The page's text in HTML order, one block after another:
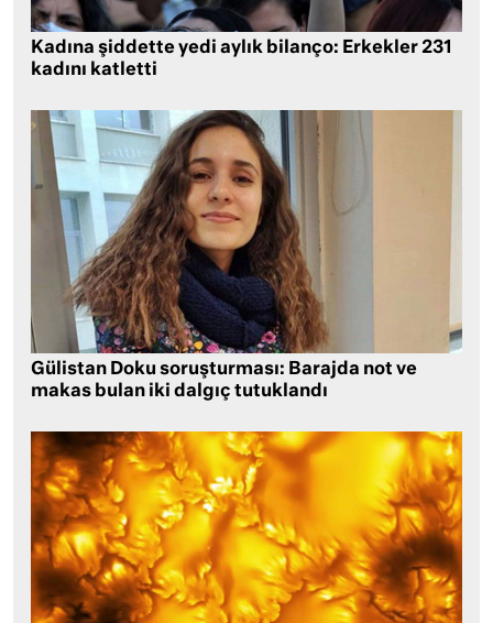
Kadına şiddette yedi aylık bilanço: Erkekler 231
kadını katletti
Gülistan Doku soruşturması: Barajda not ve
makas bulan iki dalgıç tutuklandı